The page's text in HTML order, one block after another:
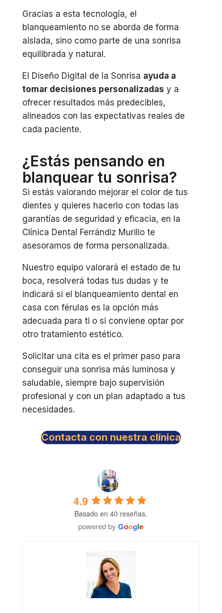
Gracias a esta tecnología, el
blanqueamiento no se aborda de forma
aislada, sino como parte de una sonrisa
equilibrada y natural.
El Diseño Digital de la Sonrisa ayuda a
tomar decisiones personalizadas y a
ofrecer resultados más predecibles,
alineados con las expectativas reales de
cada paciente.
¿Estás pensando en
blanquear tu sonrisa?
Si estás valorando mejorar el color de tus
dientes y quieres hacerlo con todas las
garantías de seguridad y eficacia, en la
Clínica Dental Ferrándiz Murillo te
asesoramos de forma personalizada.
Nuestro equipo valorará el estado de tu
boca, resolverá todas tus dudas y te
indicará si el blanqueamiento dental en
casa con férulas es la opción más
adecuada para ti o si conviene optar por
otro tratamiento estético.
Solicitar una cita es el primer paso para
conseguir una sonrisa más luminosa y
saludable, siempre bajo supervisión
profesional y con un plan adaptado a tus
necesidades.
Contacta con nuestra clínica
4.9
Basado en 40 reseñas.
powered byGoogle